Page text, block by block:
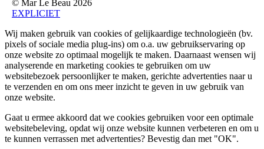
© Mar Le Beau 2026
EXPLICIET
Wij maken gebruik van cookies of gelijkaardige technologieën (bv.
pixels of sociale media plug-ins) om o.a. uw gebruikservaring op
onze website zo optimaal mogelijk te maken. Daarnaast wensen wij
analyserende en marketing cookies te gebruiken om uw
websitebezoek persoonlijker te maken, gerichte advertenties naar u
te verzenden en om ons meer inzicht te geven in uw gebruik van
onze website.
Gaat u ermee akkoord dat we cookies gebruiken voor een optimale
websitebeleving, opdat wij onze website kunnen verbeteren en om u
te kunnen verrassen met advertenties? Bevestig dan met "OK".